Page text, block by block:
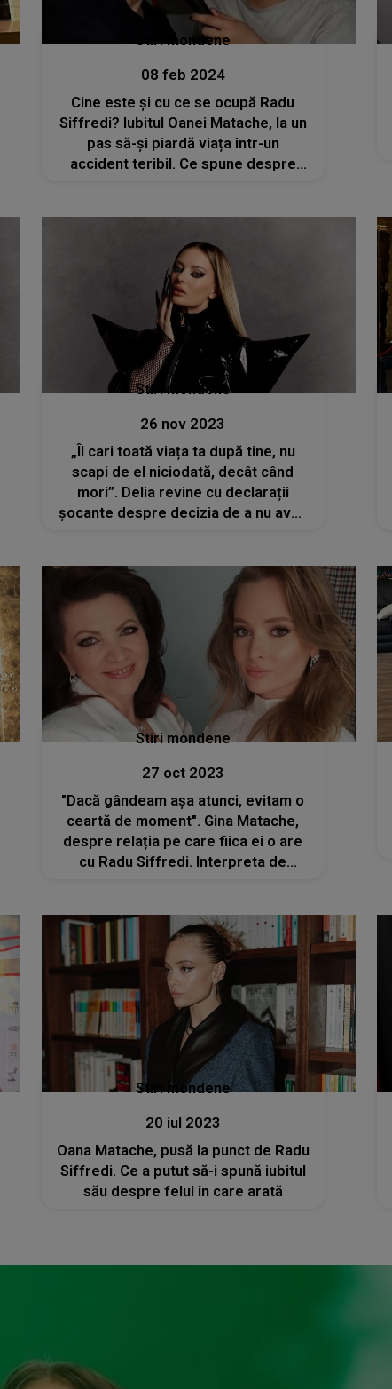
Stiri mondene
08 feb 2024
Cine este și cu ce se ocupă Radu
Siffredi? Iubitul Oanei Matache, la un
pas să-și piardă viața într-un
accident teribil. Ce spune despre
Stiri mondene
26 nov 2023
„Îl cari toată viața ta după tine, nu
scapi de el niciodată, decât când
mori”. Delia revine cu declarații
șocante despre decizia de a nu avea
Stiri mondene
27 oct 2023
"Dacă gândeam așa atunci, evitam o
ceartă de moment". Gina Matache,
despre relația pe care fiica ei o are
cu Radu Siffredi. Interpreta de
Stiri mondene
20 iul 2023
Oana Matache, pusă la punct de Radu
Siffredi. Ce a putut să-i spună iubitul
său despre felul în care arată